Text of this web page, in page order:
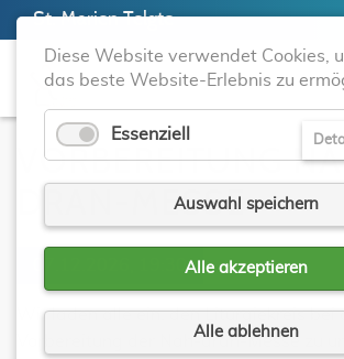
St. Marien Telgte
VORBEREITUNG
DRAN-MESSE
07.12.2026, 19:30
Wir laden alle ein, den Liturgiekreis bei
Vorbereitung der Nah-dran-Messe zu
Diese Website verwendet Cookies,
das beste Website-Erlebnis zu
Essenziell
Auswahl speichern
Alle akzeptieren
Alle ablehnen